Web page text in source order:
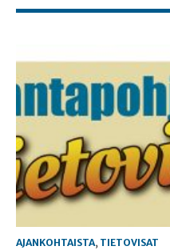
AJANKOHTAISTA, TIETOVISAT